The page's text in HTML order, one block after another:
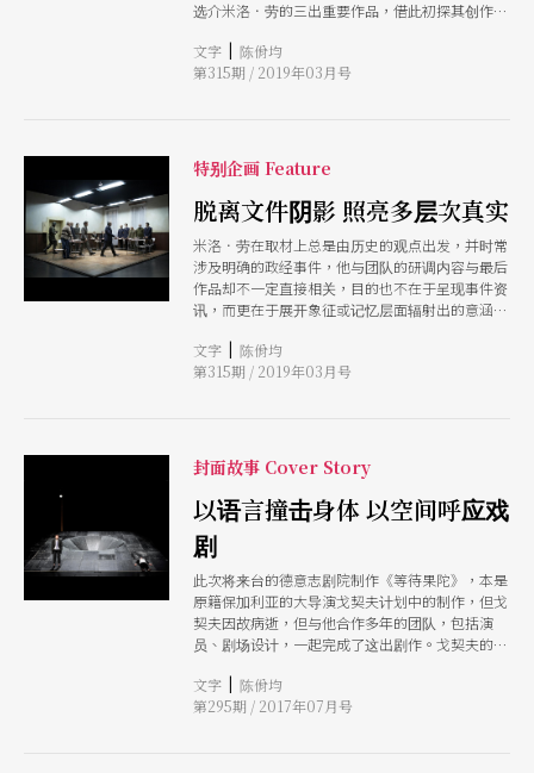
选介米洛．劳的三出重要作品，借此初探其创作脉
文字 | 陈佾均
第315期 / 2019年03月号
特别企画 Feature
脱离文件阴影 照亮多层次真实
米洛．劳在取材上总是由历史的观点出发，并时常
涉及明确的政经事件，他与团队的研调内容与最后
作品却不一定直接相关，目的也不在于呈现事件资
讯，而更在于展开象征或记忆层面辐射出的意涵。
述，在舞台上，米洛．劳从回忆、象征、传统，与
神话的观点不停回应历史，于历史与存在经验之间
文字 | 陈佾均
第315期 / 2019年03月号
封面故事 Cover Story
以语言撞击身体 以空间呼应戏
剧
此次将来台的德意志剧院制作《等待果陀》，本是
原籍保加利亚的大导演戈契夫计划中的制作，但戈
契夫因故病逝，但与他合作多年的团队，包括演
员、剧场设计，一起完成了这出剧作。戈契夫的创
感受，与凝练如铭刻在石头中的力量，是戈契夫创
作的核心，其作品在视觉上往往极为简洁，将注意
文字 | 陈佾均
第295期 / 2017年07月号